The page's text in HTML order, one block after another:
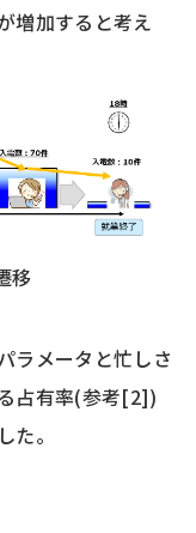
増加すると考え
移
ラメータと忙しさ
占有率(参考[2])
。